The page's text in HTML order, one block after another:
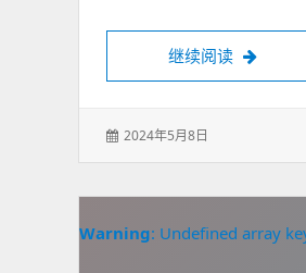
继续阅读 快来龙
发
2024年5月8日
Warning: Undefined array